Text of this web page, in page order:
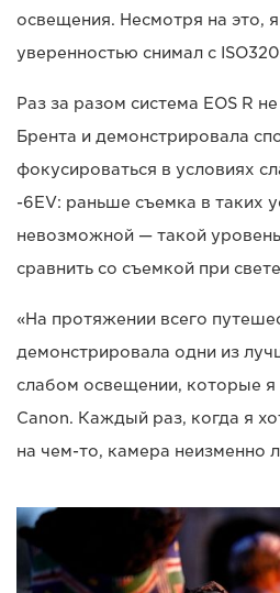
освещения. Несмотря на это,
уверенностью снимал с
Раз за разом система EOS R
Брента и демонстрировала
фокусироваться в условиях
-6EV: раньше съемка в таких
невозможной — такой
сравнить со съемкой при
«На протяжении всего
демонстрировала одни из
слабом освещении, которые я
Canon. Каждый раз, когда я
на чем-то, камера неизменно